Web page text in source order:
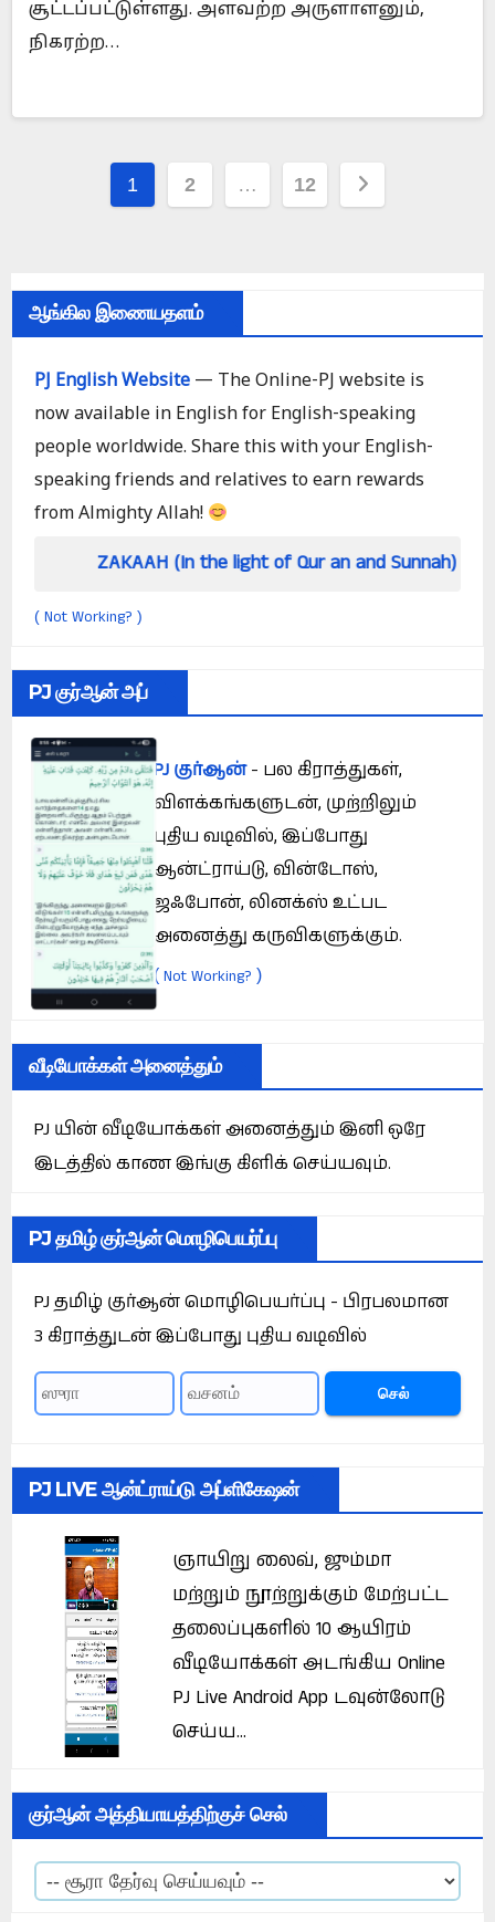
சூட்டப்பட்டுள்ளது. அளவற்ற அருளாளனும்,
நிகரற்ற…
Posts
1 2 … 12
ஆங்கில இணையதளம்
PJ English Website — The Online-PJ website is
now available in English for English-speaking
people worldwide. Share this with your English-
speaking friends and relatives to earn rewards
from Almighty Allah!
(In the light of Qur an and Sunnah) How
( Not Working? )
PJ குர்ஆன் அப்
PJ குர்ஆன்- பல கிராத்துகள்,
விளக்கங்களுடன், முற்றிலும்
புதிய வடிவில், இப்போது
ஆன்ட்ராய்டு, வின்டோஸ்,
ஜஃபோன், லினக்ஸ் உட்பட
அனைத்து கருவிகளுக்கும்.
(Not Working? )
வீடியோக்கள் அனைத்தும்
PJ யின் வீடியோக்கள் அனைத்தும் இனி ஒரே
இடத்தில் காண இங்கு கிளிக் செய்யவும்.
PJ தமிழ் குர்ஆன் மொழிபெயர்ப்பு
PJ தமிழ் குர்ஆன் மொழிபெயர்ப்பு - பிரபலமான
3 கிராத்துடன் இப்போது புதிய வடிவில்
செல்
PJ LIVE ஆன்ட்ராய்டு அப்ளிகேஷன்
ஞாயிறு லைவ், ஜும்மா
மற்றும் நூற்றுக்கும் மேற்பட்ட
தலைப்புகளில் 10 ஆயிரம்
வீடியோக்கள் அடங்கிய Online
PJ Live Android App டவுன்லோடு
செய்ய...
குர்ஆன் அத்தியாயத்திற்குச் செல்